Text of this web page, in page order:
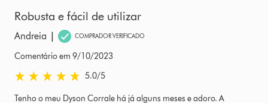
Robusta e fácil de utilizar
Andreia | COMPRADOR VERIFICADO
Comentário em 9/10/2023
5.0 estrelas de 5 em Comentário em 9/10/2023 Ratings
5.0/5
Tenho o meu Dyson Corrale há já alguns meses e adoro. A